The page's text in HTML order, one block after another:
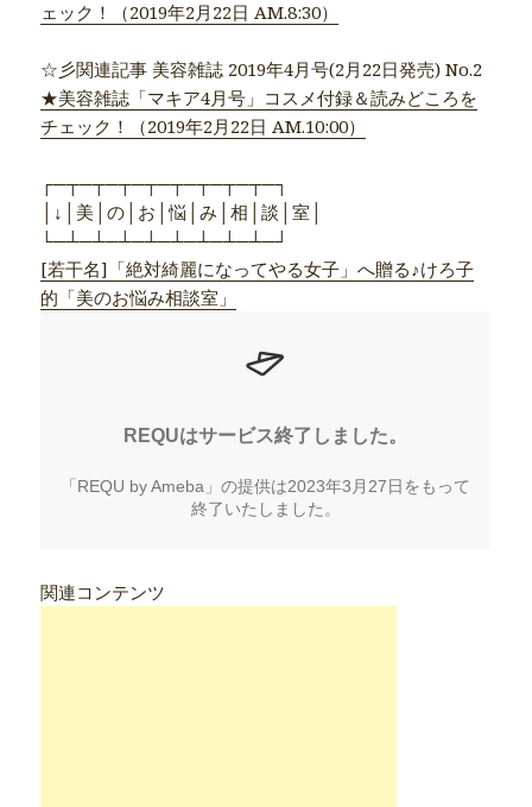
ェック！（2019年2月22日 AM.8:30）
☆彡関連記事 美容雑誌 2019年4月号(2月22日発売) No.2
★美容雑誌「マキア4月号」コスメ付録＆読みどころを
チェック！（2019年2月22日 AM.10:00）
┌─┬─┬─┬─┬─┬─┬─┬─┬─┐
│↓│美│の│お│悩│み│相│談│室│
└─┴─┴─┴─┴─┴─┴─┴─┴─┘
[若干名]「絶対綺麗になってやる女子」へ贈る♪けろ子
的「美のお悩み相談室」
関連コンテンツ